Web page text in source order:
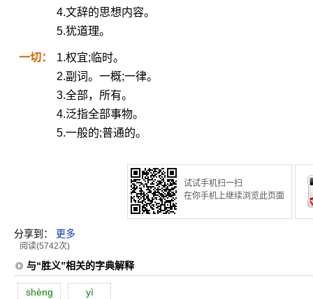
4.文辞的思想内容。
5.犹道理。
一切：
1.权宜;临时。
2.副词。一概;一律。
3.全部，所有。
4.泛指全部事物。
5.一般的;普通的。
试试手机扫一扫
在你手机上继续浏览此页面
分享到： 更多
阅读(5742次)
与“胜义”相关的字典解释
shèng yì